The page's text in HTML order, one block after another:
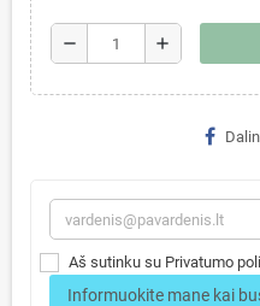
remove add
Aš sutinku su Privatumo
Informuokite mane kai